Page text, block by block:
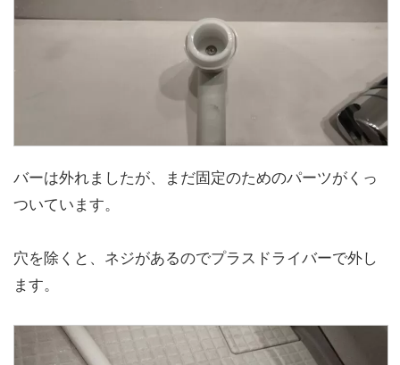
バーは外れましたが、まだ固定のためのパーツがくっ
ついています。
穴を除くと、ネジがあるのでプラスドライバーで外し
ます。